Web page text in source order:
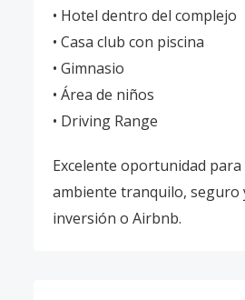
• Hotel dentro del complejo
• Casa club con piscina
• Gimnasio
• Área de niños
• Driving Range
Excelente oportunidad
ambiente tranquilo, seguro
inversión o Airbnb.